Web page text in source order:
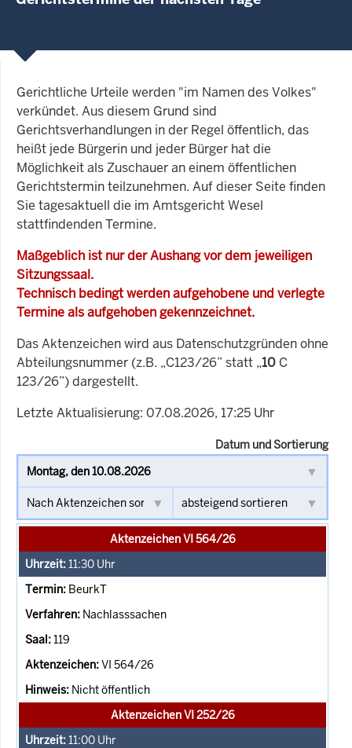
Gerichtliche Urteile werden "im Namen des Volkes"
verkündet. Aus diesem Grund sind
Gerichtsverhandlungen in der Regel öffentlich, das
heißt jede Bürgerin und jeder Bürger hat die
Möglichkeit als Zuschauer an einem öffentlichen
Gerichtstermin teilzunehmen. Auf dieser Seite finden
Sie tagesaktuell die im Amtsgericht Wesel
stattfindenden Termine.
Maßgeblich ist nur der Aushang vor dem jeweiligen
Sitzungssaal.
Technisch bedingt werden aufgehobene und verlegte
Termine als aufgehoben gekennzeichnet.
Das Aktenzeichen wird aus Datenschutzgründen ohne
Abteilungsnummer (z.B. „C123/26” statt „10 C
123/26”) dargestellt.
Letzte Aktualisierung: 07.08.2026, 17:25 Uhr
Datum und Sortierung
Aktenzeichen VI 564/26
11:30 Uhr
BeurkT
Nachlasssachen
119
VI 564/26
Nicht öffentlich
Aktenzeichen VI 252/26
11:00 Uhr